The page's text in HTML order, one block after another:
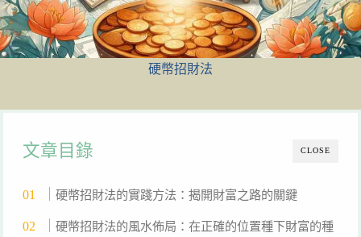
硬幣招財法
CLOSE
文章目錄
硬幣招財法的實踐方法：揭開財富之路的關鍵
硬幣招財法的風水佈局：在正確的位置種下財富的種